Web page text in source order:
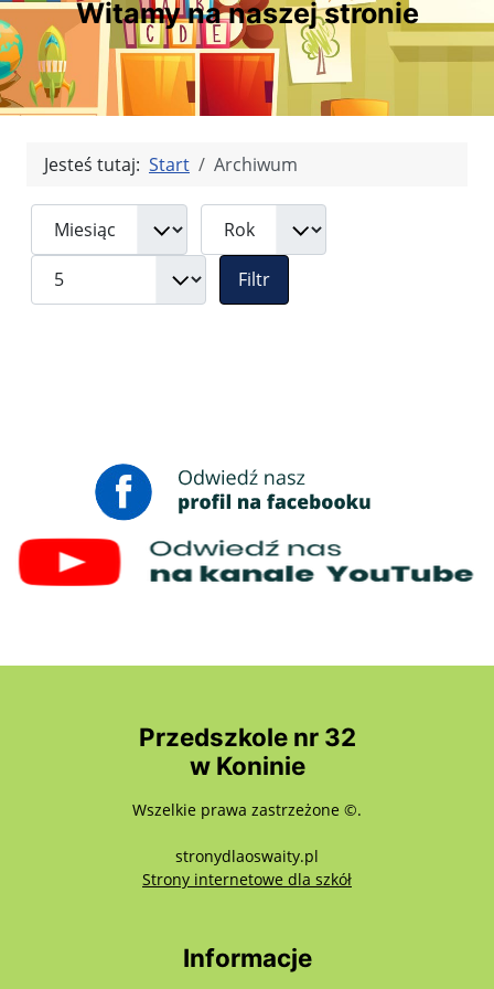
Witamy na naszej stronie
Jesteś tutaj: Start Archiwum
Filtry
Filtr
Przedszkole nr 32
w Koninie
Wszelkie prawa zastrzeżone ©.
stronydlaoswaity.pl
Strony internetowe dla szkółotwiera się w
Informacje